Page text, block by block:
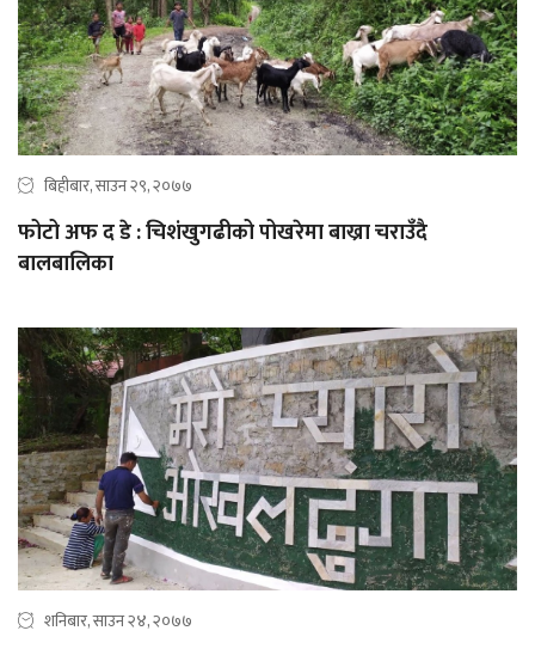
बिहीबार, साउन २९, २०७७
फोटो अफ द डे : चिशंखुगढीको पोखरेमा बाख्रा चराउँदै
बालबालिका
शनिबार, साउन २४, २०७७